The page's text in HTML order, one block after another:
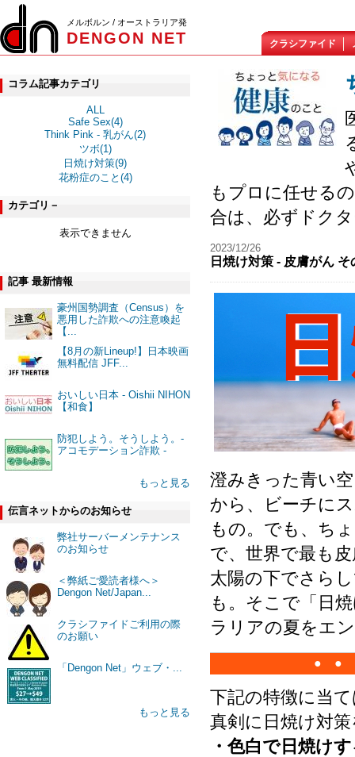
メルボルン / オーストラリア発
DENGON NET クラシファイド
コラム記事カテゴリ
ALL
Safe Sex(4)
Think Pink - 乳がん(2)
ツボ(1)
日焼け対策(9)
花粉症のこと(4)
カテゴリ－
表示できません
記事 最新情報
豪州国勢調査（Census）を
悪用した詐欺への注意喚起
【...
【8月の新Lineup!】日本映画
無料配信 JFF...
おいしい日本 - Oishii NIHON
【和食】
防犯しよう。そうしよう。-
アコモデーション詐欺 -
もっと見る
伝言ネットからのお知らせ
弊社サーバーメンテナンス
のお知らせ
＜弊紙ご愛読者様へ＞
Dengon Net/Japan...
クラシファイドご利用の際
のお願い
「Dengon Net」ウェブ・...
もっと見る
もプロに任せる
合は、必ずドク
2023/12/26
日焼け対策 - 皮膚がん そ
澄みきった青い
から、ビーチに
もの。でも、ち
で、世界で最も
太陽の下でさら
も。そこで「日
ラリアの夏をエ
● ● ●
下記の特徴に当
真剣に日焼け対
・色白で日焼け